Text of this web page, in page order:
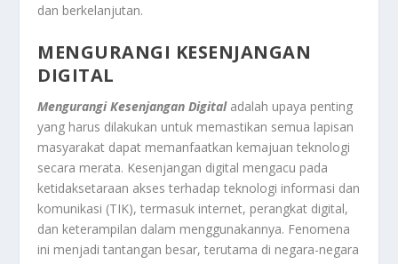
dan berkelanjutan.
MENGURANGI KESENJANGAN
DIGITAL
Mengurangi Kesenjangan Digitaladalah upaya penting
yang harus dilakukan untuk memastikan semua lapisan
masyarakat dapat memanfaatkan kemajuan teknologi
secara merata. Kesenjangan digital mengacu pada
ketidaksetaraan akses terhadap teknologi informasi dan
komunikasi (TIK), termasuk internet, perangkat digital,
dan keterampilan dalam menggunakannya. Fenomena
ini menjadi tantangan besar, terutama di negara-negara